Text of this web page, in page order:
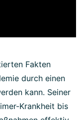
Fakten
durch einen
kann. Seiner
Krankheit bis